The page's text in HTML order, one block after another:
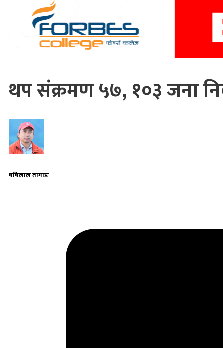
थप संक्रमण ५७, १०३ जना
बबिलाल तामाङ